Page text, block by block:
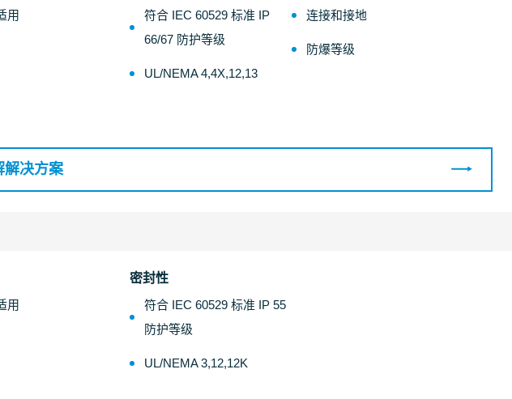
用
符合 IEC 60529 标准 IP
66/67 防护等级
UL/NEMA 4,4X,12,13
连接和接地
防爆等级
解决方案
用
密封性
符合 IEC 60529 标准 IP 55
防护等级
UL/NEMA 3,12,12K